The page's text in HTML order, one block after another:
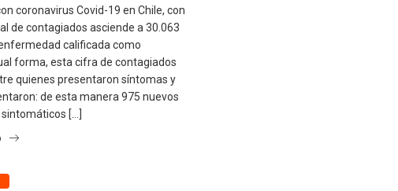
coronavirus Covid-19 en Chile, con
de contagiados asciende a 30.063
calificada como
forma, esta cifra de contagiados
quienes presentaron síntomas y
de esta manera 975 nuevos
[…]